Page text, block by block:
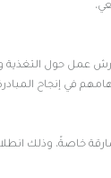
عمل حول التغذية
يثمّن النادي دعم الرعاة
خاصةً، وذلك